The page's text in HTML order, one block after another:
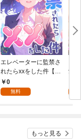
エレベーターに監禁さ
れたらxxをした件【全
年齢版】(1)
0
無料
愛
もっと見る